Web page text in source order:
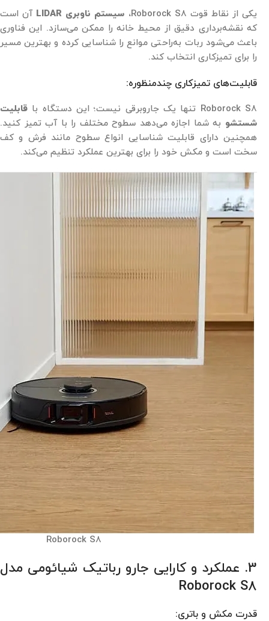
یکی از نقاط قوت Roborock S8، سیستم ناوبری LIDAR
آن است
که نقشه‌برداری دقیق از محیط خانه را ممکن می‌سازد. این فناوری
باعث می‌شود ربات به‌راحتی موانع را شناسایی کرده و بهترین مسیر
را برای تمیزکاری انتخاب کند.
قابلیت‌های تمیزکاری چندمنظوره:
Roborock S8 تنها یک جاروبرقی نیست؛ این دستگاه با
قابلیت
شستشو به شما اجازه می‌دهد سطوح مختلف را با آب تمیز کنید.
همچنین دارای قابلیت شناسایی انواع سطوح مانند فرش و کف
سخت است و مکش خود را برای بهترین عملکرد تنظیم می‌کند.
Roborock S8
3. عملکرد و کارایی جارو رباتیک شیائومی مدل
Roborock S8
قدرت مکش و باتری: